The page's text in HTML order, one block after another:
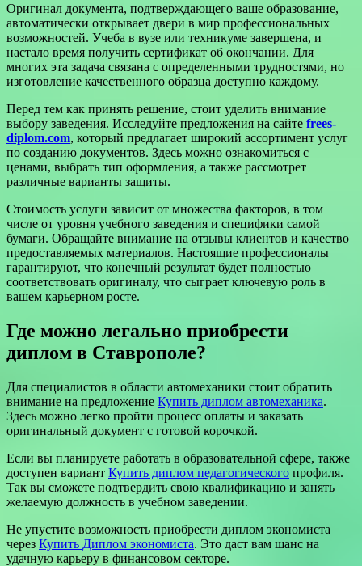
Оригинал документа, подтверждающего ваше образование,
автоматически открывает двери в мир профессиональных
возможностей. Учеба в вузе или техникуме завершена, и
настало время получить сертификат об окончании. Для
многих эта задача связана с определенными трудностями, но
изготовление качественного образца доступно каждому.
Перед тем как принять решение, стоит уделить внимание
выбору заведения. Исследуйте предложения на сайте frees-
diplom.com, который предлагает широкий ассортимент услуг
по созданию документов. Здесь можно ознакомиться с
ценами, выбрать тип оформления, а также рассмотрет
различные варианты защиты.
Стоимость услуги зависит от множества факторов, в том
числе от уровня учебного заведения и специфики самой
бумаги. Обращайте внимание на отзывы клиентов и качество
предоставляемых материалов. Настоящие профессионалы
гарантируют, что конечный результат будет полностью
соответствовать оригиналу, что сыграет ключевую роль в
вашем карьерном росте.
Где можно легально приобрести
диплом в Ставрополе?
Для специалистов в области автомеханики стоит обратить
внимание на предложение Купить диплом автомеханика.
Здесь можно легко пройти процесс оплаты и заказать
оригинальный документ с готовой корочкой.
Если вы планируете работать в образовательной сфере, также
доступен вариант Купить диплом педагогического профиля.
Так вы сможете подтвердить свою квалификацию и занять
желаемую должность в учебном заведении.
Не упустите возможность приобрести диплом экономиста
через Купить Диплом экономиста. Это даст вам шанс на
удачную карьеру в финансовом секторе.